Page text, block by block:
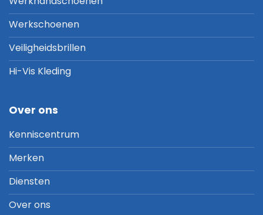
Werkschoenen
Veiligheidsbrillen
Hi-Vis Kleding
Over ons
Kenniscentrum
Merken
Diensten
Over ons